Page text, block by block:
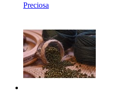
Preciosa